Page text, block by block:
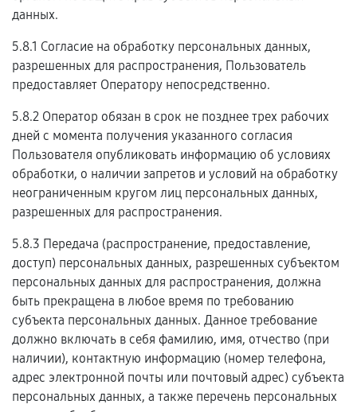
данных.
5.8.1 Согласие на обработку персональных данных,
разрешенных для распространения, Пользователь
предоставляет Оператору непосредственно.
5.8.2 Оператор обязан в срок не позднее трех рабочих
дней с момента получения указанного согласия
Пользователя опубликовать информацию об условиях
обработки, о наличии запретов и условий на обработку
неограниченным кругом лиц персональных данных,
разрешенных для распространения.
5.8.3 Передача (распространение, предоставление,
доступ) персональных данных, разрешенных субъектом
персональных данных для распространения, должна
быть прекращена в любое время по требованию
субъекта персональных данных. Данное требование
должно включать в себя фамилию, имя, отчество (при
наличии), контактную информацию (номер телефона,
адрес электронной почты или почтовый адрес) субъекта
персональных данных, а также перечень персональных